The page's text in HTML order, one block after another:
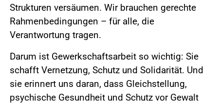
Strukturen versäumen. Wir brauchen gerechte
Rahmenbedingungen – für alle, die
Verantwortung tragen.
Darum ist Gewerkschaftsarbeit so wichtig: Sie
schafft Vernetzung, Schutz und Solidarität. Und
sie erinnert uns daran, dass Gleichstellung,
psychische Gesundheit und Schutz vor Gewalt